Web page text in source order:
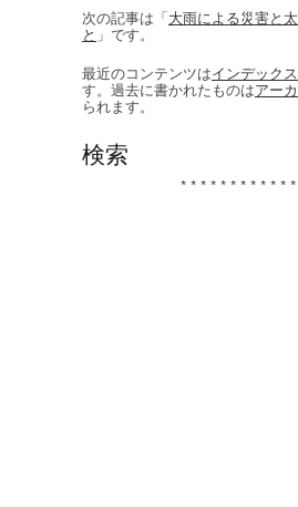
次の記事は「大雨による災害と
と 」です。
最近のコンテンツはインデック
す。過去に書かれたものはアー
られます。
検索
* * * * * * * * * * *